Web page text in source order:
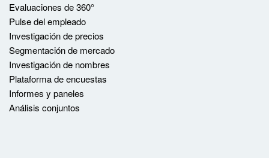
Evaluaciones de 360°
Pulse del empleado
Investigación de precios
Segmentación de mercado
Investigación de nombres
Plataforma de encuestas
Informes y paneles
Análisis conjuntos